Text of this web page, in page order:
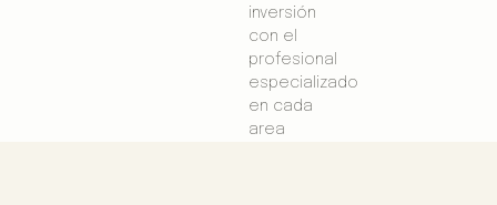
inversión
con el
profesional
especializado
en cada
area